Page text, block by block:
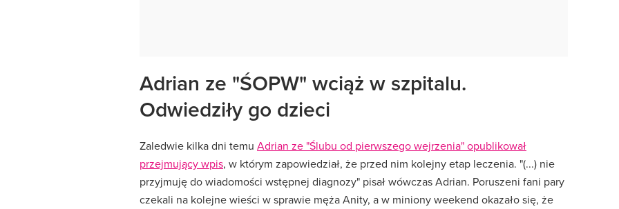
Adrian ze "ŚOPW" wciąż w szpitalu.
Odwiedziły go dzieci
Zaledwie kilka dni temu Adrian ze "Ślubu od pierwszego wejrzenia" opublikował
przejmujący wpis, w którym zapowiedział, że przed nim kolejny etap leczenia. "(...) nie
przyjmuję do wiadomości wstępnej diagnozy" pisał wówczas Adrian. Poruszeni fani pary
czekali na kolejne wieści w sprawie męża Anity, a w miniony weekend okazało się, że